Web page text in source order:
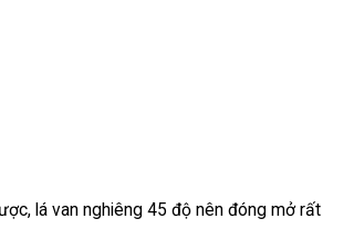
lá van nghiêng 45 độ nên đóng mở rất